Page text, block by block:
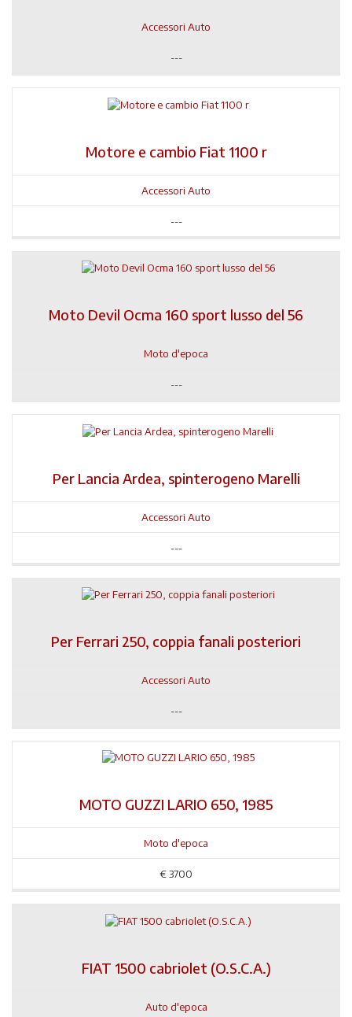
Accessori Auto
---
Motore e cambio Fiat 1100 r
Accessori Auto
---
Moto Devil Ocma 160 sport lusso del 56
Moto d'epoca
---
Per Lancia Ardea, spinterogeno Marelli
Accessori Auto
---
Per Ferrari 250, coppia fanali posteriori
Accessori Auto
---
MOTO GUZZI LARIO 650, 1985
Moto d'epoca
€3700
FIAT 1500 cabriolet (O.S.C.A.)
Auto d'epoca